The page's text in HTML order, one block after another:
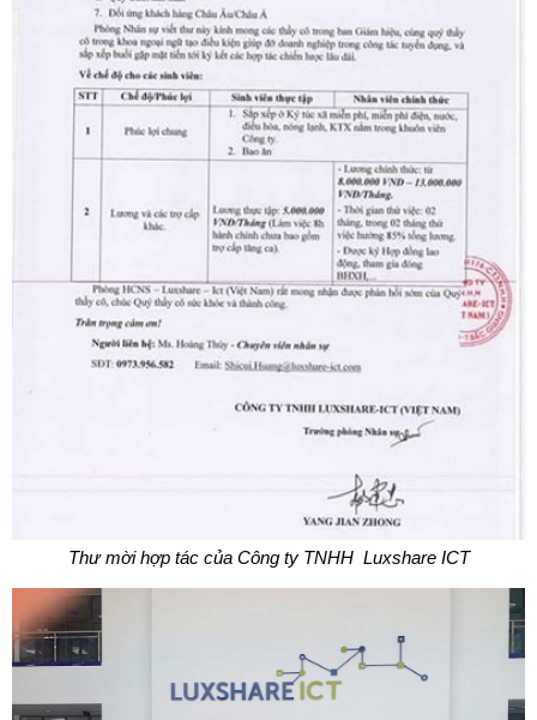
Thư mời hợp tác của Công ty TNHH Luxshare ICT